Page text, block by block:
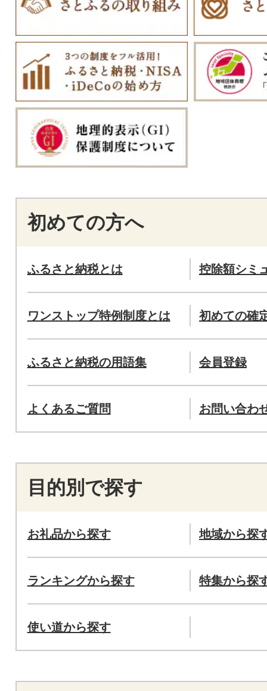
初めての方へ
ふるさと納税とは 控除額シミ
ワンストップ特例制度とは 初めての確
ふるさと納税の用語集 会員登録
よくあるご質問 お問い合わ
目的別で探す
お礼品から探す 地域から探
ランキングから探す 特集から探
使い道から探す